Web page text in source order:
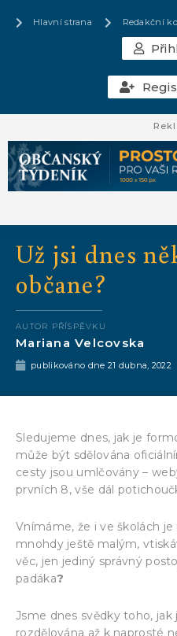
Hlavní strana Redakční
Už jsi dnes
občane?
AUTOR PŘÍSPĚVKU
Mariana Velcovska
publikováno dne 21 dubna, 2022
Sledujeme dnes, jak je
může být sdělována
cesty jsou umlčovány –
prvních 8, vše dál
Vnímáme, že i ve školách
mnohdy ještě malým,
věc, jen jediný správný
padáka?
Jsme dnes svědky toho,
rozdělována až k naprosté